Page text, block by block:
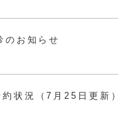
のお知らせ
状況（7月25日更新）